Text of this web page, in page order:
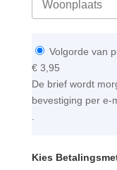
Volgorde van
€ 3,95
De brief wordt
bevestiging per e-
.
Kies